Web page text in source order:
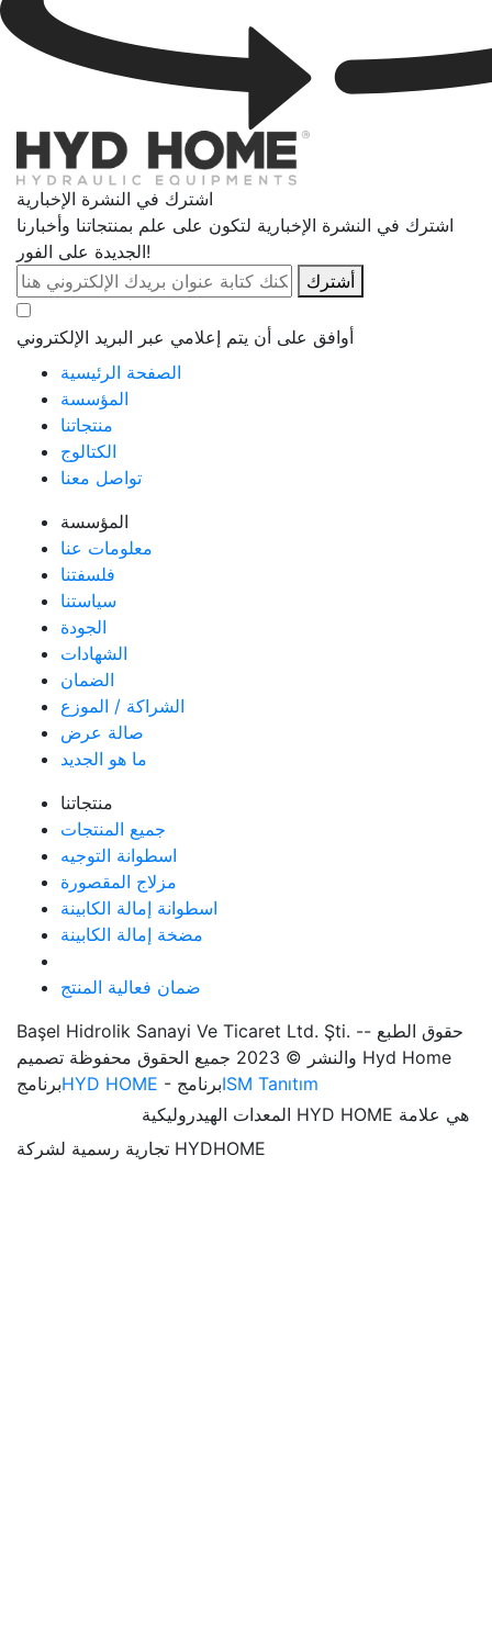
اشترك في النشرة الإخبارية
اشترك في النشرة الإخبارية لتكون على علم بمنتجاتنا وأخبارنا
الجديدة على الفور!
أشترك
أوافق على أن يتم إعلامي عبر البريد الإلكتروني
الصفحة الرئيسية
المؤسسة
منتجاتنا
الكتالوج
تواصل معنا
المؤسسة
معلومات عنا
فلسفتنا
سياستنا
الجودة
الشهادات
الضمان
الشراكة / الموزع
صالة عرض
ما هو الجديد
منتجاتنا
جميع المنتجات
اسطوانة التوجيه
مزلاج المقصورة
اسطوانة إمالة الكابينة
مضخة إمالة الكابينة
ضمان فعالية المنتج
Başel Hidrolik Sanayi Ve Ticaret Ltd. Şti. -- حقوق الطبع
والنشر © 2023 جميع الحقوق محفوظة تصميم Hyd Home
برنامجHYD HOME - برنامجISM Tanıtım
المعدات الهيدروليكية HYD HOME هي علامة
تجارية رسمية لشركة HYDHOME